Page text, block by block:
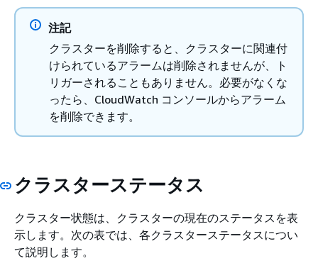
注記
クラスターを削除すると、クラスターに関連付
けられているアラームは削除されませんが、ト
リガーされることもありません。必要がなくな
ったら、CloudWatch コンソールからアラーム
を削除できます。
クラスターステータス
クラスター状態は、クラスターの現在のステータスを表
示します。次の表では、各クラスターステータスについ
て説明します。